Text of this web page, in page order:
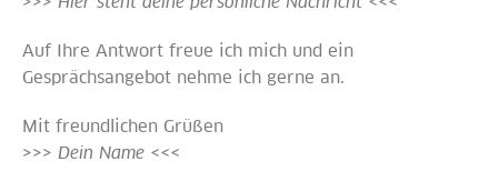
Auf Ihre Antwort freue ich mich und ein
Gesprächsangebot nehme ich gerne an.
Mit freundlichen Grüßen
>>> Dein Name <<<